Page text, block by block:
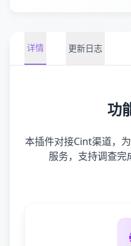
详情 更新日志
功
本插件对接Cint渠道，
服务，支持调查完